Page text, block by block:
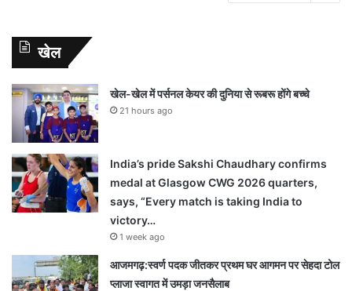
खेल
खेल-खेल में पर्सनल केयर की दुनिया से रूबरू होंगे बच्चे
21 hours ago
India’s pride Sakshi Chaudhary confirms
medal at Glasgow CWG 2026 quarters,
says, “Every match is taking India to
victory…
1 week ago
आजमगढ़:स्वर्ण पदक जीतकर प्रथम घर आगमन पर सेहदा टोल
प्लाजा स्वागत में उमड़ा जनसैलाब